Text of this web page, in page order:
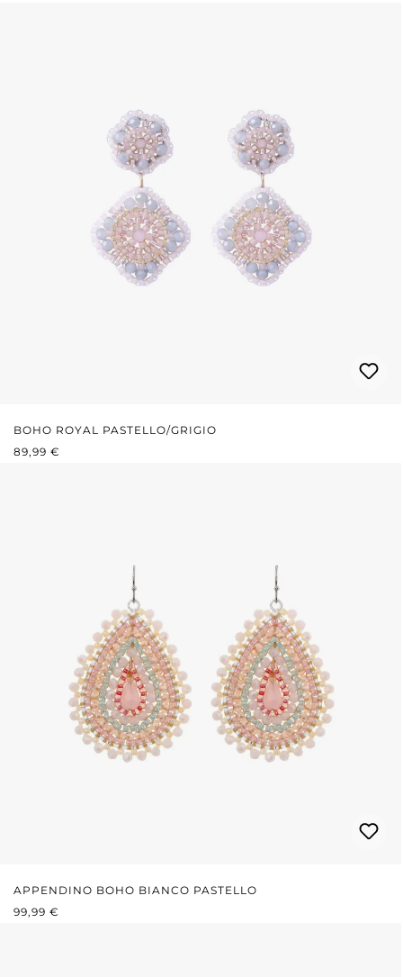
BOHO ROYAL PASTELLO/GRIGIO
PREZZO NORMALE:
89,99 €
APPENDINO BOHO BIANCO PASTELLO
PREZZO NORMALE:
99,99 €